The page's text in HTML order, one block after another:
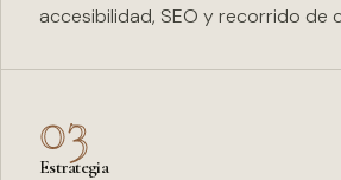
accesibilidad, SEO y recorrido de
03
Estrategia